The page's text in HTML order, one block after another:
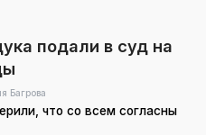
подали в суд на
Багрова
что со всем согласны